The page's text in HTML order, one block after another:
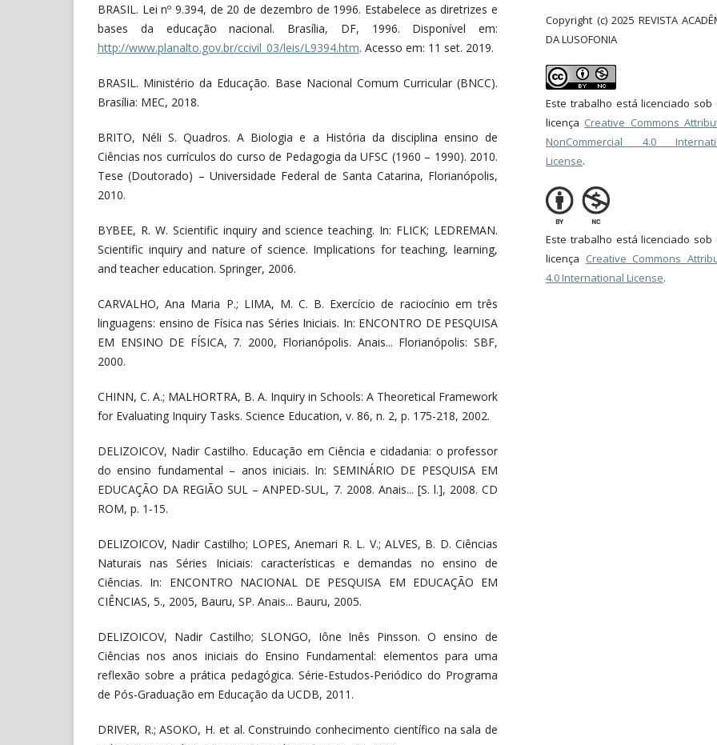
BRASIL. Lei nº 9.394, de 20 de dezembro de 1996. Estabelece as diretrizes e
bases da educação nacional. Brasília, DF, 1996. Disponível em:
http://www.planalto.gov.br/ccivil_03/leis/L9394.htm. Acesso em: 11 set. 2019.
BRASIL. Ministério da Educação. Base Nacional Comum Curricular (BNCC).
Brasília: MEC, 2018.
BRITO, Néli S. Quadros. A Biologia e a História da disciplina ensino de
Ciências nos currículos do curso de Pedagogia da UFSC (1960 – 1990). 2010.
Tese (Doutorado) – Universidade Federal de Santa Catarina, Florianópolis,
2010.
BYBEE, R. W. Scientific inquiry and science teaching. In: FLICK; LEDREMAN.
Scientific inquiry and nature of science. Implications for teaching, learning,
and teacher education. Springer, 2006.
CARVALHO, Ana Maria P.; LIMA, M. C. B. Exercício de raciocínio em três
linguagens: ensino de Física nas Séries Iniciais. In: ENCONTRO DE PESQUISA
EM ENSINO DE FÍSICA, 7. 2000, Florianópolis. Anais... Florianópolis: SBF,
2000.
CHINN, C. A.; MALHORTRA, B. A. Inquiry in Schools: A Theoretical Framework
for Evaluating Inquiry Tasks. Science Education, v. 86, n. 2, p. 175-218, 2002.
DELIZOICOV, Nadir Castilho. Educação em Ciência e cidadania: o professor
do ensino fundamental – anos iniciais. In: SEMINÁRIO DE PESQUISA EM
EDUCAÇÃO DA REGIÃO SUL – ANPED-SUL, 7. 2008. Anais... [S. l.], 2008. CD
ROM, p. 1-15.
DELIZOICOV, Nadir Castilho; LOPES, Anemari R. L. V.; ALVES, B. D. Ciências
Naturais nas Séries Iniciais: características e demandas no ensino de
Ciências. In: ENCONTRO NACIONAL DE PESQUISA EM EDUCAÇÃO EM
CIÊNCIAS, 5., 2005, Bauru, SP. Anais... Bauru, 2005.
DELIZOICOV, Nadir Castilho; SLONGO, Iône Inês Pinsson. O ensino de
Ciências nos anos iniciais do Ensino Fundamental: elementos para uma
reflexão sobre a prática pedagógica. Série-Estudos-Periódico do Programa
de Pós-Graduação em Educação da UCDB, 2011.
DRIVER, R.; ASOKO, H. et al. Construindo conhecimento científico na sala de
Copyright (c) 2025 REVISTA
DA LUSOFONIA
Este trabalho está licenciado sob
licença Creative Commons
NonCommercial 4.0
License.
Este trabalho está licenciado sob
licença Creative Commons
4.0 International License.